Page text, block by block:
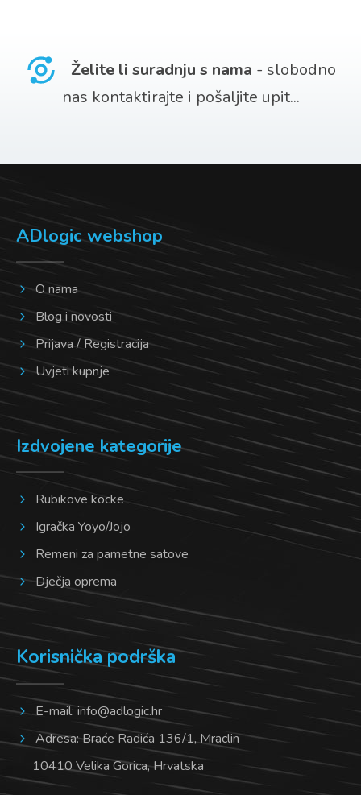
Želite li suradnju s nama - slobodno
nas kontaktirajte i pošaljite upit...
ADlogic webshop
O nama
Blog i novosti
Prijava / Registracija
Uvjeti kupnje
Izdvojene kategorije
Rubikove kocke
Igračka Yoyo/Jojo
Remeni za pametne satove
Dječja oprema
Korisnička podrška
E-mail:info@adlogic.hr
Adresa: Braće Radića 136/1, Mraclin
10410 Velika Gorica, Hrvatska